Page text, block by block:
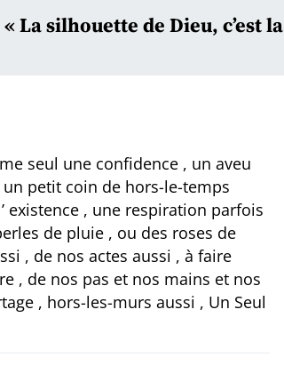
La silhouette de Dieu, c’est la
seul une confidence , un aveu
petit coin de hors-le-temps
existence , une respiration parfois
de pluie , ou des roses de
, de nos actes aussi , à faire
, de nos pas et nos mains et nos
, hors-les-murs aussi , Un Seul